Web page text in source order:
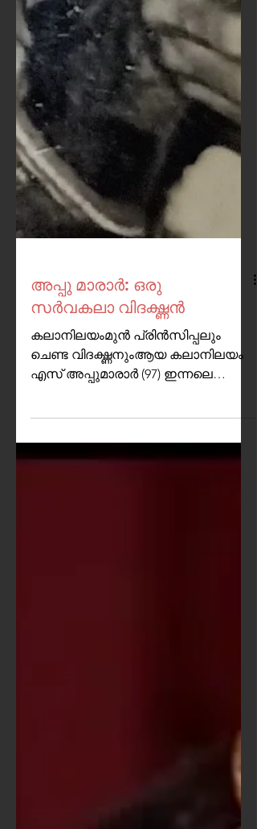
അപ്പു മാരാർ: ഒരു
സർവകലാ വിദഗ്ദ്ധൻ
കലാനിലയംമുൻ പ്രിൻസിപ്പലും
എസ് അപ്പുമാരാർ (97) ഇന്നലെ
അദ്ദേഹത്തെക്കുറിച്ചു...